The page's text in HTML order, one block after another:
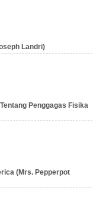
Landri)
Penggagas Fisika
(Mrs. Pepperpot